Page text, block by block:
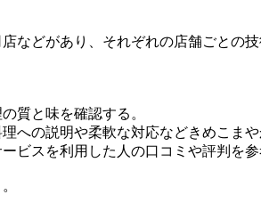
などがあり、それぞれの店舗ごとの
質と味を確認する。
の説明や柔軟な対応などきめこま
ビスを利用した人の口コミや評判を参